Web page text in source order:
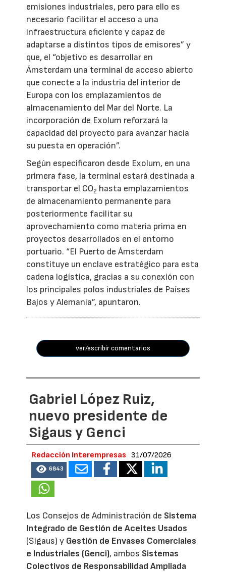
emisiones industriales, pero para ello es
necesario facilitar el acceso a una
infraestructura eficiente y capaz de
adaptarse a distintos tipos de emisores” y
que, el “objetivo es desarrollar en
Ámsterdam una terminal de acceso abierto
que conecte a la industria del interior de
Europa con los emplazamientos de
almacenamiento del Mar del Norte. La
incorporación de Exolum reforzará la
capacidad del proyecto para avanzar hacia
su puesta en operación”.
Según especificaron desde Exolum, en una
primera fase, la terminal estará destinada a
transportar el CO2 hasta emplazamientos
de almacenamiento permanente para
posteriormente facilitar su
aprovechamiento como materia prima en
proyectos desarrollados en el entorno
portuario. “El Puerto de Ámsterdam
constituye un enclave estratégico para esta
cadena logística, gracias a su conexión con
los principales polos industriales de Países
Bajos y Alemania”, apuntaron.
ver/escribir comentarios
Gabriel López Ruiz,
nuevo presidente de
Sigaus y Genci
Redacción Interempresas 31/07/2026
6843
Los Consejos de Administración de Sistema
Integrado de Gestión de Aceites Usados
(Sigaus) y Gestión de Envases Comerciales
e Industriales (Genci), ambos Sistemas
Colectivos de Responsabilidad Ampliada